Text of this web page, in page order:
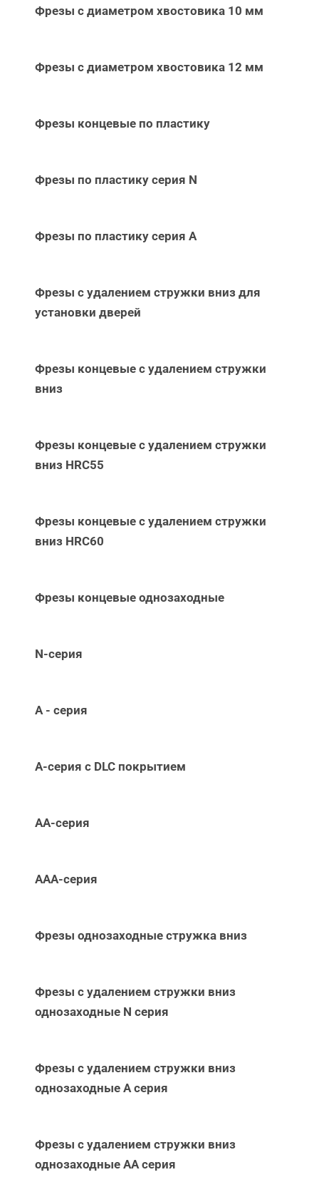
Фрезы с диаметром хвостовика 10 мм
Фрезы с диаметром хвостовика 12 мм
Фрезы концевые по пластику
Фрезы по пластику серия N
Фрезы по пластику серия А
Фрезы с удалением стружки вниз для
установки дверей
Фрезы концевые с удалением стружки
вниз
Фрезы концевые с удалением стружки
вниз НRC55
Фрезы концевые с удалением стружки
вниз НRC60
Фрезы концевые однозаходные
N-серия
А - серия
А-серия c DLC покрытием
АА-серия
ААА-серия
Фрезы однозаходные стружка вниз
Фрезы с удалением стружки вниз
однозаходные N серия
Фрезы с удалением стружки вниз
однозаходные А серия
Фрезы с удалением стружки вниз
однозаходные АА серия